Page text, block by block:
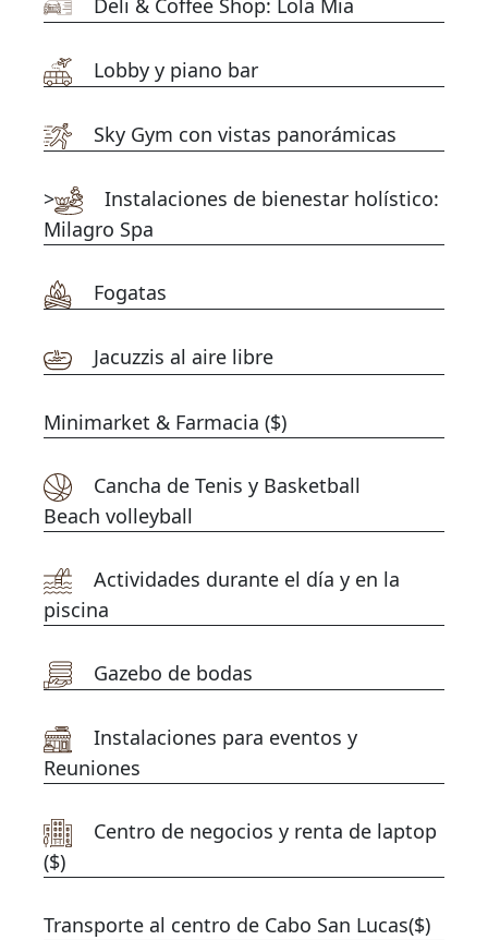
Amenidades
Lobby y piano bar
Sky Gym con vistas panorámicas
>
Instalaciones de bienestar holístico:
Milagro Spa
Fogatas
Jacuzzis al aire libre
Minimarket & Farmacia ($)
Cancha de Tenis y Basketball
Beach volleyball
Actividades durante el día y en la
piscina
Gazebo de bodas
Instalaciones para eventos y
Reuniones
Centro de negocios y renta de laptop
($)
Transporte al centro de Cabo San Lucas($)